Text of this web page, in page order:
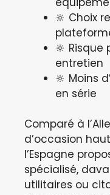
🔆 Choix
🔆
entretien
🔆 Moins
en série
Comparé à
d’occasion
l’Espagne
spécialisé,
utilitaires ou